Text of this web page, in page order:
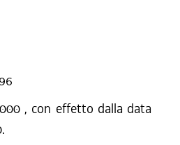
, con effetto dalla data